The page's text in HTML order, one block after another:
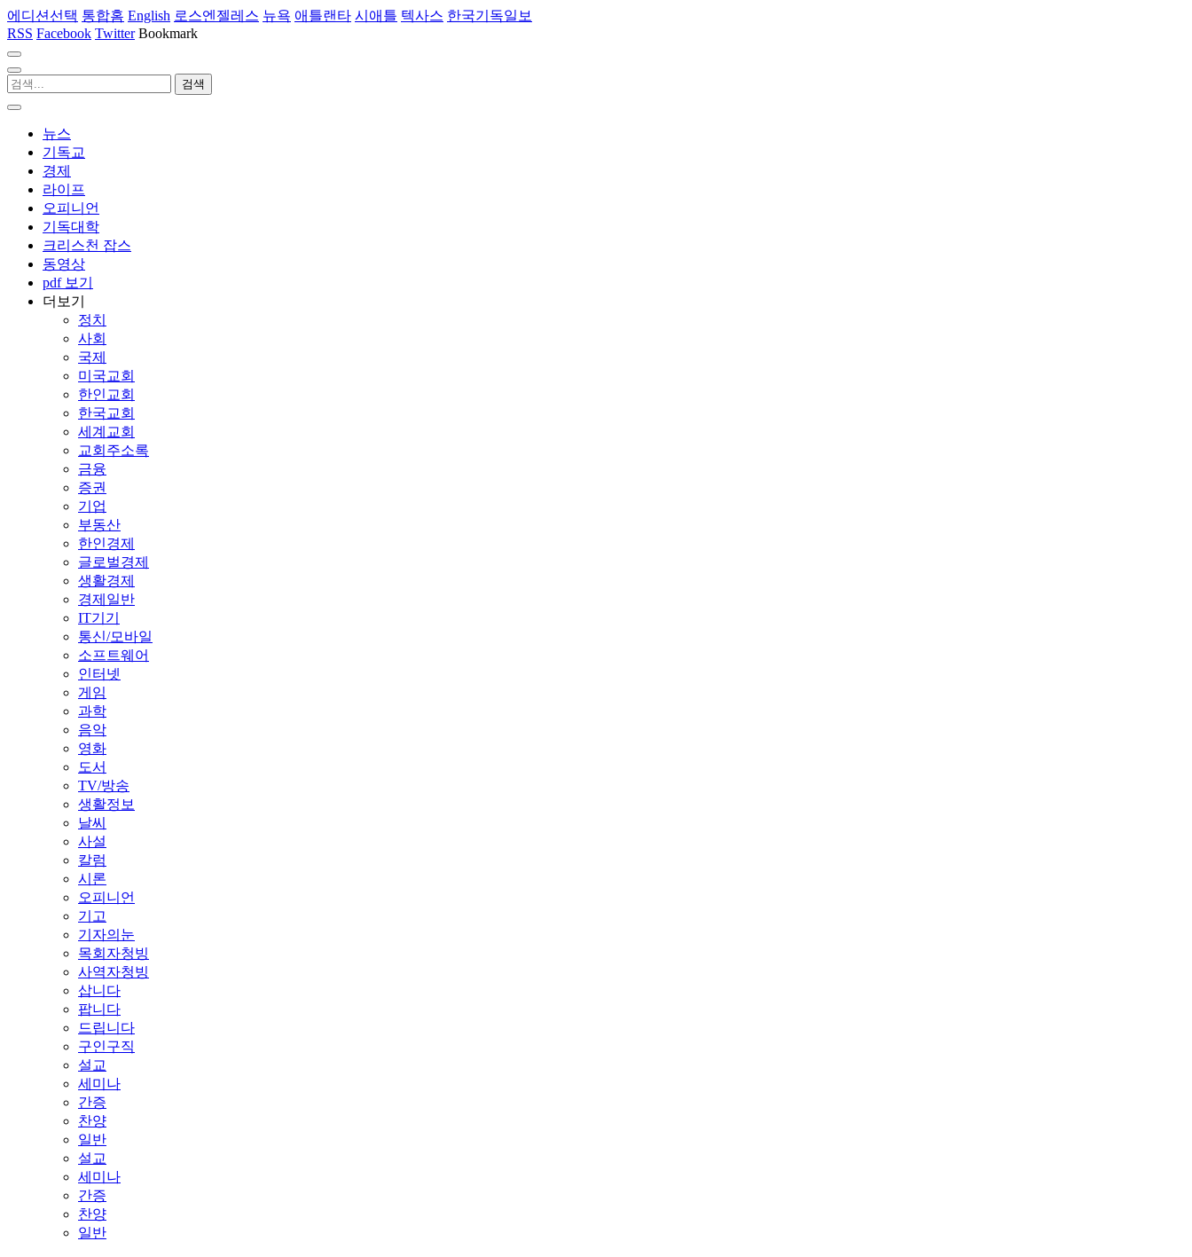
에디션선택 통합홈 English 로스엔젤레스 뉴욕 애틀랜타 시애틀 텍사스 한국기독일보
RSS Facebook Twitter Bookmark
뉴스
기독교
경제
라이프
오피니언
기독대학
크리스천 잡스
동영상
pdf 보기
더보기
정치
사회
국제
미국교회
한인교회
한국교회
세계교회
교회주소록
금융
증권
기업
부동산
한인경제
글로벌경제
생활경제
경제일반
IT기기
통신/모바일
소프트웨어
인터넷
게임
과학
음악
영화
도서
TV/방송
생활정보
날씨
사설
칼럼
시론
오피니언
기고
기자의눈
목회자청빙
사역자청빙
삽니다
팝니다
드립니다
구인구직
설교
세미나
간증
찬양
일반
설교
세미나
간증
찬양
일반